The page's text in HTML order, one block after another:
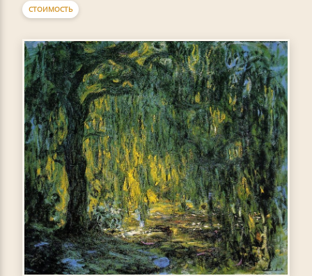
СТОИМОСТЬ